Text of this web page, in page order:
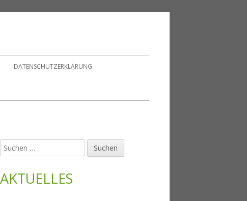
DATENSCHUTZERKLÄRUNG
Haupt-
Seitenleiste
Suchen
nach:
AKTUELLES